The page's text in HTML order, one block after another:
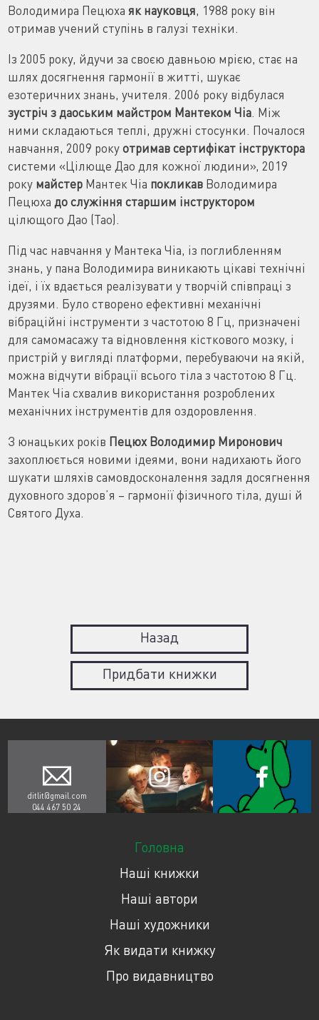
Володимира Пецюха як науковця, 1988 року він
отримав учений ступінь в галузі техніки.
Із 2005 року, йдучи за своєю давньою мрією, стає на
шлях досягнення гармонії в житті, шукає
езотеричних знань, учителя. 2006 року відбулася
зустріч з даоським майстром Мантеком Чіа. Між
ними складаються теплі, дружні стосунки. Почалося
навчання, 2009 рокуотримав сертифікат інструктора
системи «Цілюще Дао для кожної людини», 2019
року майстерМантек Чіа покликавВолодимира
Пецюха до служіння старшим інструктором
цілющого Дао (Тао).
Під час навчання у Мантека Чіа, із поглибленням
знань, у пана Володимира виникають цікаві технічні
ідеї, і їх вдається реалізувати у творчій співпраці з
друзями. Було створено ефективні механічні
вібраційні інструменти з частотою 8 Гц, призначені
для самомасажу та відновлення кісткового мозку, і
пристрій у вигляді платформи, перебуваючи на якій,
можна відчути вібрації всього тіла з частотою 8 Гц.
Мантек Чіа схвалив використання розроблених
механічних інструментів для оздоровлення.
З юнацьких років Пецюх Володимир Миронович
захоплюється новими ідеями, вони надихають його
шукати шляхів самовдосконалення задля досягнення
духовного здоров’я – гармонії фізичного тіла, душі й
Святого Духа.
Назад
Придбати книжки
ditlit@gmail.com
044 467 50 24
Головна
Наші книжки
Наші автори
Наші художники
Як видати книжку
Про видавництво